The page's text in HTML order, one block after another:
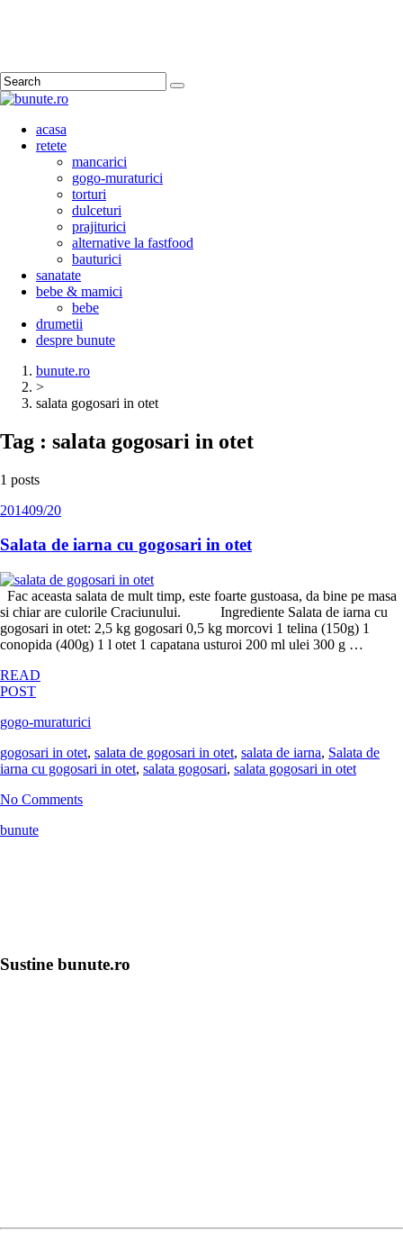
Search
acasa
retete
mancarici
gogo-muraturici
torturi
dulceturi
prajiturici
alternative la fastfood
bauturici
sanatate
bebe & mamici
bebe
drumetii
despre bunute
bunute.ro
>
salata gogosari in otet
Tag : salata gogosari in otet
1 posts
201409/20
Salata de iarna cu gogosari in otet
Fac aceasta salata de mult timp, este foarte gustoasa, da bine pe masa
si chiar are culorile Craciunului. Ingrediente Salata de iarna cu
gogosari in otet: 2,5 kg gogosari 0,5 kg morcovi 1 telina (150g) 1
conopida (400g) 1 l otet 1 capatana usturoi 200 ml ulei 300 g …
READ
POST
gogo-muraturici
gogosari in otet, salata de gogosari in otet, salata de iarna, Salata de
iarna cu gogosari in otet, salata gogosari, salata gogosari in otet
No Comments
bunute
Sustine bunute.ro